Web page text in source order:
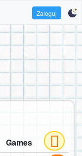
Zaloguj
Games